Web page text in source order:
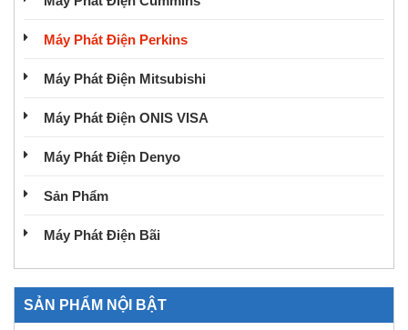
Máy Phát Điện Perkins
Máy Phát Điện Mitsubishi
Máy Phát Điện ONIS VISA
Máy Phát Điện Denyo
Sản Phẩm
Máy Phát Điện Bãi
SẢN PHẨM NỘI BẬT